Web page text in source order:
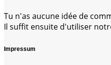
Tu n'as aucune idée de
Il suffit ensuite d'utiliser
Impressum